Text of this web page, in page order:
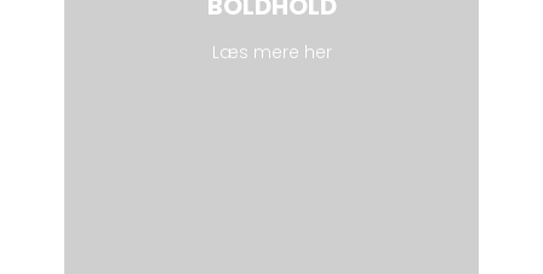
Læs mere her